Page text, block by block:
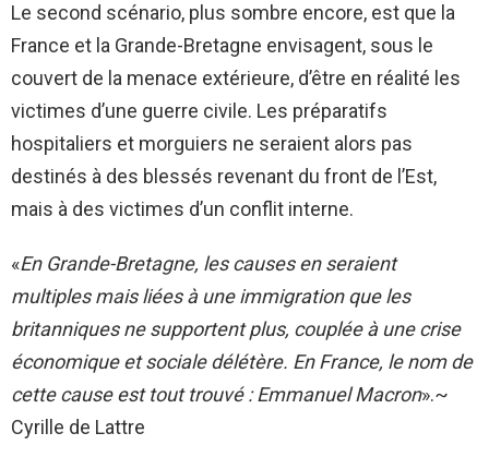
Le second scénario, plus sombre encore, est que la
France et la Grande-Bretagne envisagent, sous le
couvert de la menace extérieure, d’être en réalité les
victimes d’une guerre civile. Les préparatifs
hospitaliers et morguiers ne seraient alors pas
destinés à des blessés revenant du front de l’Est,
mais à des victimes d’un conflit interne.
«En Grande-Bretagne, les causes en seraient
multiples mais liées à une immigration que les
britanniques ne supportent plus, couplée à une crise
économique et sociale délétère. En France, le nom de
cette cause est tout trouvé : Emmanuel Macron».~
Cyrille de Lattre